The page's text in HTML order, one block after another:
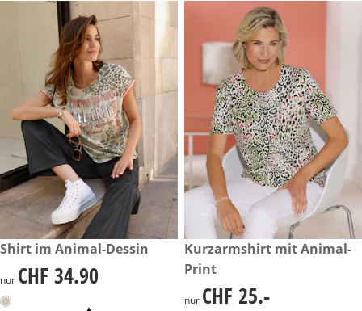
CHF 34.90
Shirt im Animal-Dessin
CHF 34.90
nur CHF 34.90
CHF 25.-
Kurzarmshirt mit Animal-
Print
CHF 25.-
nur CHF 25.-